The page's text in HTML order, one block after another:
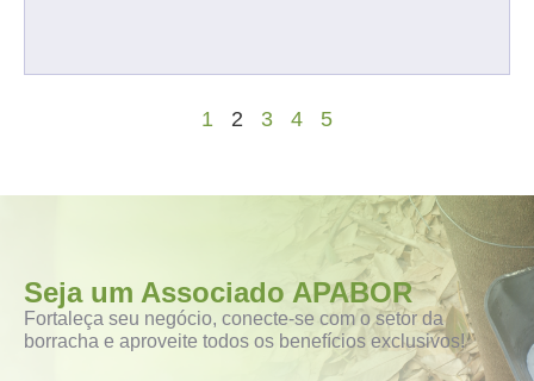
1 2 3 4 5
Seja um Associado APABOR
Fortaleça seu negócio, conecte-se com o setor da
borracha e aproveite todos os benefícios exclusivos!